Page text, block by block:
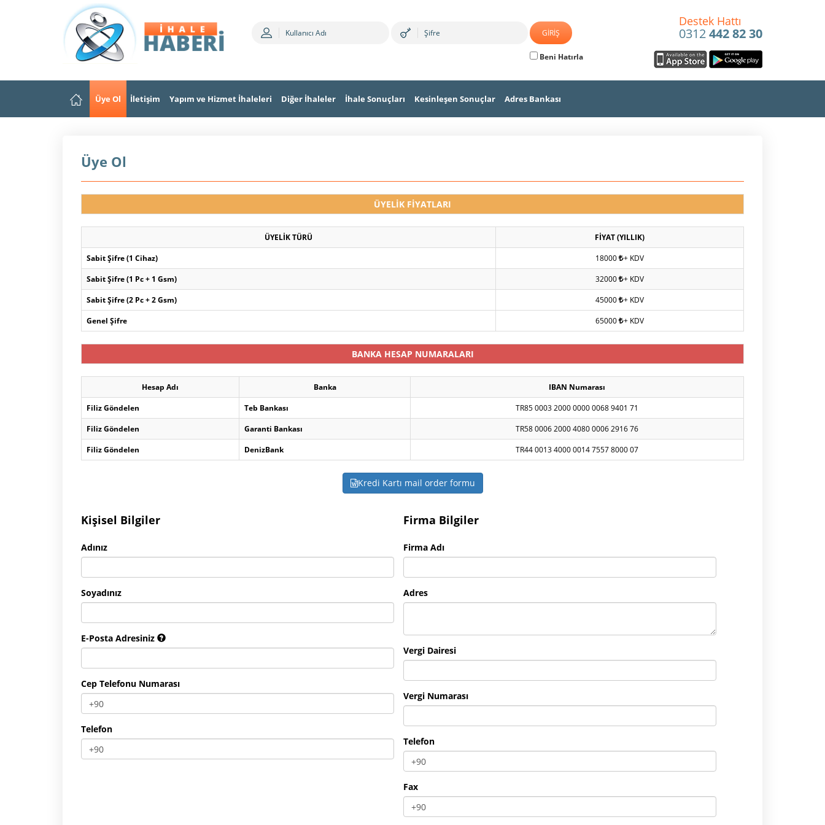
Beni Hatırla
Destek Hattı
0312442 82 30
Üye Ol İletişim Yapım ve Hizmet İhaleleri Diğer İhaleler İhale Sonuçları Kesinleşen Sonuçlar Adres Bankası
Üye Ol
ÜYELİK FİYATLARI
ÜYELİK TÜRÜ
FİYAT (YILLIK)
Sabit Şifre (1 Cihaz)
18000 + KDV
Sabit Şifre (1 Pc + 1 Gsm)
32000 + KDV
Sabit Şifre (2 Pc + 2 Gsm)
45000 + KDV
Genel Şifre
65000 + KDV
BANKA HESAP NUMARALARI
Hesap Adı Banka
IBAN Numarası
Filiz Göndelen
Teb Bankası
TR85 0003 2000 0000 0068 9401 71
Filiz Göndelen
Garanti Bankası
TR58 0006 2000 4080 0006 2916 76
Filiz Göndelen
DenizBank TR44 0013 4000 0014 7557 8000 07
Kredi Kartı mail order formu
Kişisel Bilgiler
Adınız
Soyadınız
E-Posta Adresiniz
Cep Telefonu Numarası
Telefon
Firma Bilgiler
Firma Adı
Adres
Vergi Dairesi
Vergi Numarası
Telefon
Fax